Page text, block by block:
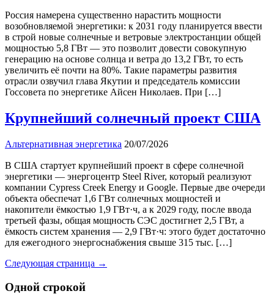
Россия намерена существенно нарастить мощности
возобновляемой энергетики: к 2031 году планируется ввести
в строй новые солнечные и ветровые электростанции общей
мощностью 5,8 ГВт — это позволит довести совокупную
генерацию на основе солнца и ветра до 13,2 ГВт, то есть
увеличить её почти на 80%. Такие параметры развития
отрасли озвучил глава Якутии и председатель комиссии
Госсовета по энергетике Айсен Николаев. При […]
Крупнейший солнечный проект США
Альтернативная энергетика 20/07/2026
В США стартует крупнейший проект в сфере солнечной
энергетики — энергоцентр Steel River, который реализуют
компании Cypress Creek Energy и Google. Первые две очереди
объекта обеспечат 1,6 ГВт солнечных мощностей и
накопители ёмкостью 1,9 ГВт·ч, а к 2029 году, после ввода
третьей фазы, общая мощность СЭС достигнет 2,5 ГВт, а
ёмкость систем хранения — 2,9 ГВт·ч: этого будет достаточно
для ежегодного энергоснабжения свыше 315 тыс. […]
Следующая страница →
Одной строкой